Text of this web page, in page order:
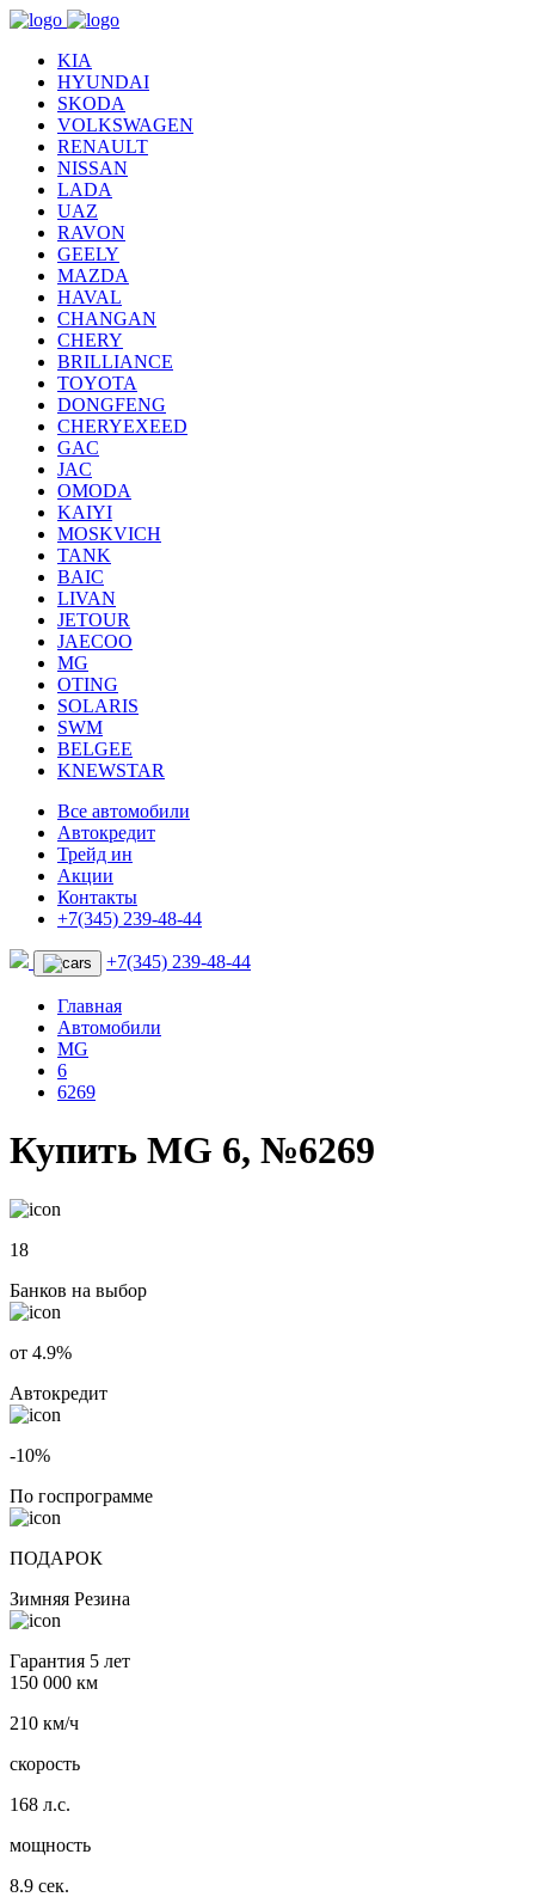
KIA
HYUNDAI
SKODA
VOLKSWAGEN
RENAULT
NISSAN
LADA
UAZ
RAVON
GEELY
MAZDA
HAVAL
CHANGAN
CHERY
BRILLIANCE
TOYOTA
DONGFENG
CHERYEXEED
GAC
JAC
OMODA
KAIYI
MOSKVICH
TANK
BAIC
LIVAN
JETOUR
JAECOO
MG
OTING
SOLARIS
SWM
BELGEE
KNEWSTAR
Все автомобили
Автокредит
Трейд ин
Акции
Контакты
+7(345) 239-48-44
+7(345) 239-48-44
Главная
Автомобили
MG
6
6269
Купить MG 6, №6269
18
Банков на выбор
от 4.9%
Автокредит
-10%
По госпрограмме
ПОДАРОК
Зимняя Резина
Гарантия 5 лет
150 000 км
210 км/ч
скорость
168 л.с.
мощность
8.9 сек.